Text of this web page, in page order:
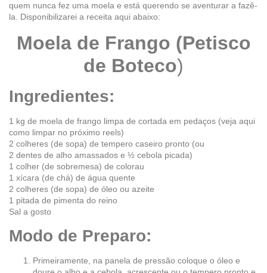
quem nunca fez uma moela e está querendo se aventurar a fazê-
la. Disponibilizarei a receita aqui abaixo:
Moela de Frango (Petisco
de Boteco)
Ingredientes:
1 kg de moela de frango limpa de cortada em pedaços (veja aqui
como limpar no próximo reels)
2 colheres (de sopa) de tempero caseiro pronto (ou
2 dentes de alho amassados e ½ cebola picada)
1 colher (de sobremesa) de colorau
1 xícara (de chá) de água quente
2 colheres (de sopa) de óleo ou azeite
1 pitada de pimenta do reino
Sal a gosto
Modo de Preparo:
Primeiramente, na panela de pressão coloque o óleo e